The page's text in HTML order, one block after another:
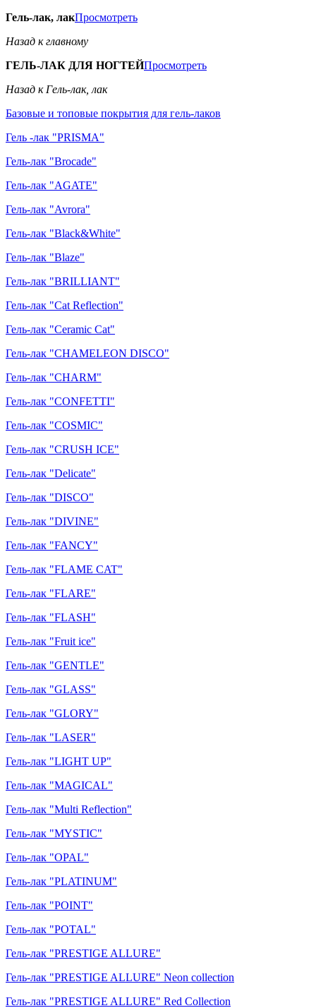
Гель-лак, лакПросмотреть
Назад к главному
ГЕЛЬ-ЛАК ДЛЯ НОГТЕЙПросмотреть
Назад к Гель-лак, лак
Базовые и топовые покрытия для гель-лаков
Гель -лак "PRISMA"
Гель-лак "Brocade"
Гель-лак "AGATE"
Гель-лак "Avrora"
Гель-лак "Black&White"
Гель-лак "Blaze"
Гель-лак "BRILLIANT"
Гель-лак "Cat Reflection"
Гель-лак "Ceramic Cat"
Гель-лак "CHAMELEON DISCO"
Гель-лак "CHARM"
Гель-лак "CONFETTI"
Гель-лак "COSMIC"
Гель-лак "CRUSH ICE"
Гель-лак "Delicate"
Гель-лак "DISCO"
Гель-лак "DIVINE"
Гель-лак "FANCY"
Гель-лак "FLAME CAT"
Гель-лак "FLARE"
Гель-лак "FLASH"
Гель-лак "Fruit ice"
Гель-лак "GENTLE"
Гель-лак "GLASS"
Гель-лак "GLORY"
Гель-лак "LASER"
Гель-лак "LIGHT UP"
Гель-лак "MAGICAL"
Гель-лак "Multi Reflection"
Гель-лак "MYSTIC"
Гель-лак "OPAL"
Гель-лак "PLATINUM"
Гель-лак "POINT"
Гель-лак "POTAL"
Гель-лак "PRESTIGE ALLURE"
Гель-лак "PRESTIGE ALLURE" Neon collection
Гель-лак "PRESTIGE ALLURE" Red Collection